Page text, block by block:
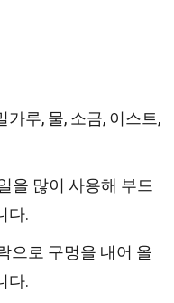
루, 물, 소금, 이스트,
을 많이 사용해 부드
다.
으로 구멍을 내어 올
다.